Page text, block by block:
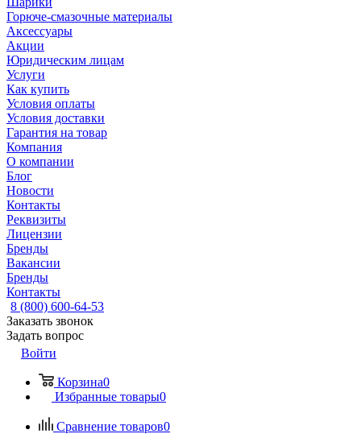
Горюче-смазочные материалы
Аксессуары
Акции
Юридическим лицам
Услуги
Как купить
Условия оплаты
Условия доставки
Гарантия на товар
Компания
О компании
Блог
Новости
Контакты
Реквизиты
Лицензии
Бренды
Вакансии
Бренды
Контакты
8 (800) 600-64-53
Заказать звонок
Задать вопрос
Войти
Корзина0
Избранные товары0
Сравнение товаров0